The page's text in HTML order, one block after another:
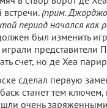
(прим. Джорджо
период начался как
был изменить
счет, но де Хеа
сделал первую
станет тем
очень